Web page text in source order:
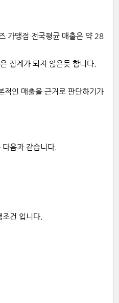
가맹점 전국평균 매출은 약 28
집계가 되지 않은듯 합니다.
적인 매출을 근거로 판단하기가
음과 같습니다.
건 입니다.